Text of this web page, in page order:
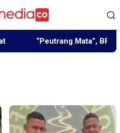
“Peutrang Mata”, BRA Aceh